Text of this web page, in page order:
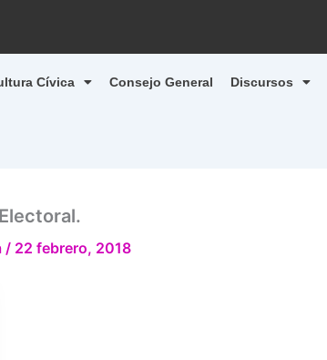
Cívica Consejo General Discursos
/ 22 febrero, 2018